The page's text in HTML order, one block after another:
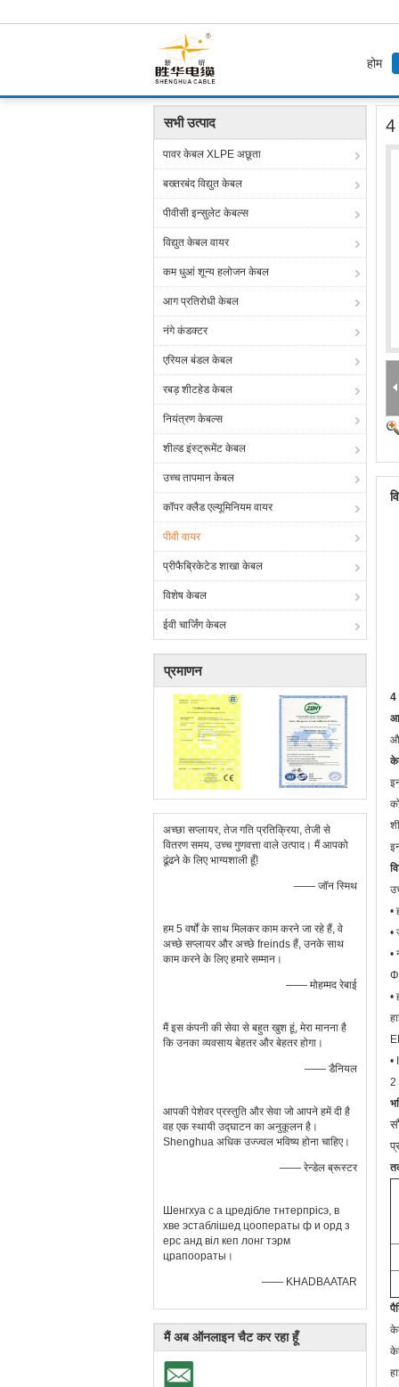
होम
होम उत्पाद पीवी वायर 4 वर्ग मिमी डीसी सौर पैनल
सभी उत्पाद
पावर केबल XLPE अछूता
बख्तरबंद विद्युत केबल
पीवीसी इन्सुलेट केबल्स
विद्युत केबल वायर
कम धुआं शून्य हलोजन केबल
आग प्रतिरोधी केबल
नंगे कंडक्टर
एरियल बंडल केबल
रबड़ शीटहेड केबल
नियंत्रण केबल्स
शील्ड इंस्ट्रूमेंट केबल
उच्च तापमान केबल
कॉपर क्लैड एल्यूमिनियम वायर
पीवी वायर
प्रीफैब्रिकेटेड शाखा केबल
विशेष केबल
ईवी चार्जिंग केबल
प्रमाणन
अच्छा सप्लायर, तेज गति प्रतिक्रिया, तेजी से
वितरण समय, उच्च गुणवत्ता वाले उत्पाद। मैं आपको
ढूंढने के लिए भाग्यशाली हूँ!
—— जॉन स्मिथ
हम 5 वर्षों के साथ मिलकर काम करने जा रहे हैं, वे
अच्छे सप्लायर और अच्छे freinds हैं, उनके साथ
काम करने के लिए हमारे सम्मान।
—— मोहम्मद रेबाई
मैं इस कंपनी की सेवा से बहुत खुश हूं, मेरा मानना ​​है
कि उनका व्यवसाय बेहतर और बेहतर होगा।
—— डैनियल
आपकी पेशेवर प्रस्तुति और सेवा जो आपने हमें दी है
वह एक स्थायी उद्घाटन का अनुकूलन है।
Shenghua अधिक उज्ज्वल भविष्य होना चाहिए।
—— रेन्डेल ब्रूस्टर
Шенгхуа с а цредібле тнтерпрісэ, в
хве эстаблішед цооператы ф и орд з
ерс анд віл кеп лонг тэрм
црапоораты।
—— KHADBAATAR
मैं अब ऑनलाइन चैट कर रहा हूँ
4
4
•
•
•
•
•
2